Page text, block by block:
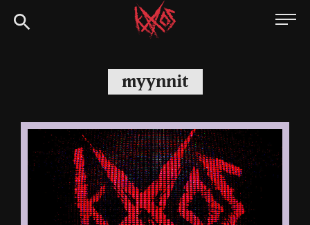
Siirry
suoraan
Kaaoszine
myynnit